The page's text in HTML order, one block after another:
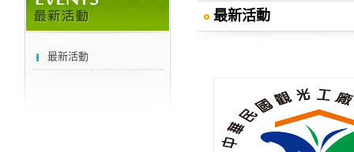
最新活動
最新活動